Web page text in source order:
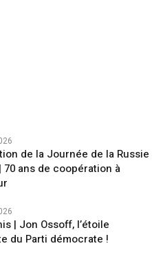
de la Journée de la Russie
70 ans de coopération à
| Jon Ossoff, l’étoile
du Parti démocrate !